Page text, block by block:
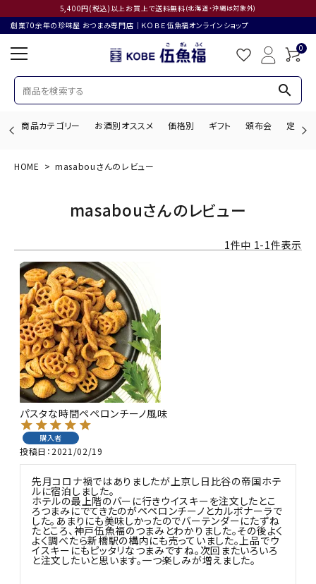
5,400円(税込)以上お買上で送料無料(北海道・沖縄は対象外)
創業70余年の珍味屋 おつまみ専門店│ＫＯＢＥ伍魚福オンラインショップ
0
search
商品カテゴリー お酒別オススメ 価格別 ギフト 頒布会 定期購
ログイン
商品カテゴリー
お酒別オススメ
価格別
お問い合わせ
直営店
HOME masabouさんのレビュー
masabouさんのレビュー
1件中 1-1件表示
パスタな時間ペペロンチーノ風味
購入者
投稿日 2021/02/19
先月コロナ禍ではありましたが上京し日比谷の帝国ホテ
ルに宿泊しました。
ホテルの最上階のバーに行きウイスキーを注文したとこ
ろつまみにでてきたのがペペロンチーノとカルボナーラで
した。あまりにも美味しかったのでバーテンダーにたずね
たところ、神戸伍魚福のつまみとわかりました。その後よく
よく調べたら新橋駅の構内にも売っていました。上品でウ
イスキーにもピッタリなつまみですね。次回またいろいろ
と注文したいと思います。一つ楽しみが増えました。